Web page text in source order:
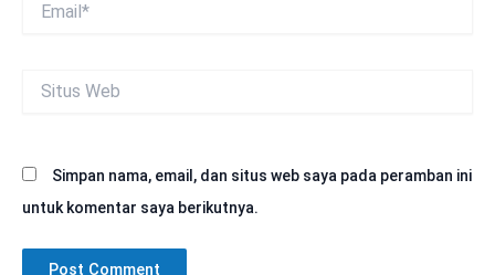
Web
Simpan nama, email, dan situs web saya pada peramban ini
untuk komentar saya berikutnya.